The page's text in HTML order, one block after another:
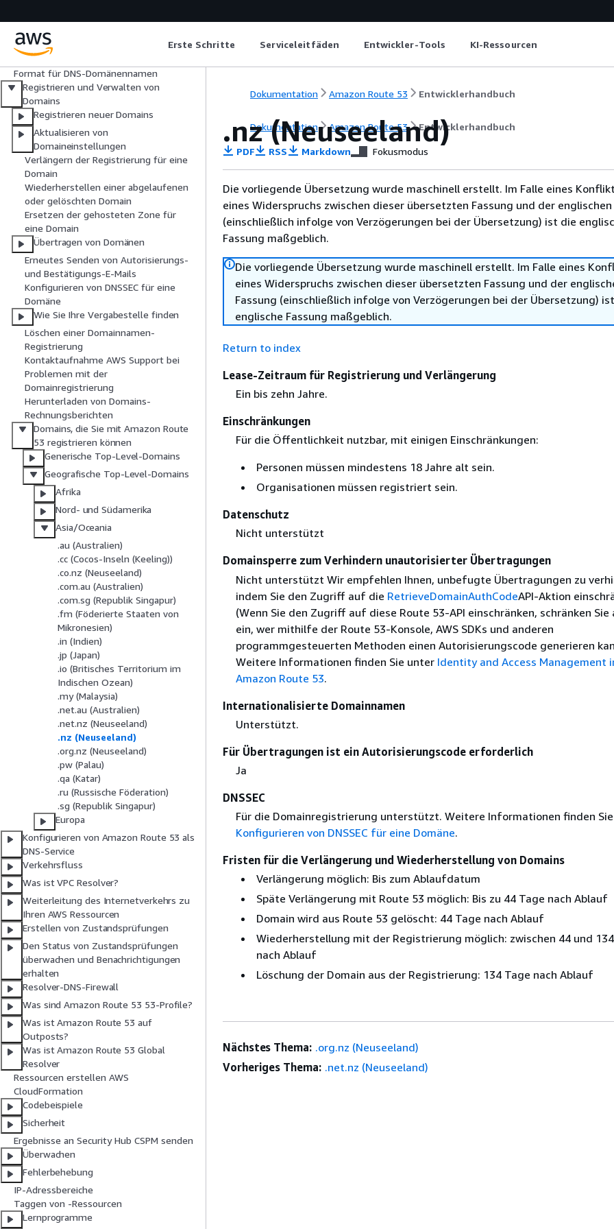
Erste Schritte Serviceleitfäden Entwickler-Tools KI-Ressourcen
Was ist Amazon Route 53?
Erste Schritte
Integration in andere -Services
Format für DNS-Domänennamen
Registrieren und Verwalten von
Domains
Registrieren neuer Domains
Aktualisieren von
Domaineinstellungen
Verlängern der Registrierung für eine
Domain
Wiederherstellen einer abgelaufenen
oder gelöschten Domain
Ersetzen der gehosteten Zone für
eine Domain
Übertragen von Domänen
Erneutes Senden von Autorisierungs-
und Bestätigungs-E-Mails
Konfigurieren von DNSSEC für eine
Domäne
Wie Sie Ihre Vergabestelle finden
Löschen einer Domainnamen-
Registrierung
Kontaktaufnahme AWS Support bei
Problemen mit der
Domainregistrierung
Herunterladen von Domains-
Rechnungsberichten
Domains, die Sie mit Amazon Route
53 registrieren können
Generische Top-Level-Domains
Geografische Top-Level-Domains
Afrika
Nord- und Südamerika
Asia/Oceania
.au (Australien)
.cc (Cocos-Inseln (Keeling))
.co.nz (Neuseeland)
.com.au (Australien)
.com.sg (Republik Singapur)
.fm (Föderierte Staaten von
Mikronesien)
.in (Indien)
.jp (Japan)
.io (Britisches Territorium im
Indischen Ozean)
.my (Malaysia)
.net.au (Australien)
.net.nz (Neuseeland)
.nz (Neuseeland)
.org.nz (Neuseeland)
.pw (Palau)
.qa (Katar)
.ru (Russische Föderation)
.sg (Republik Singapur)
Europa
Konfigurieren von Amazon Route 53 als
DNS-Service
Verkehrsfluss
Was ist VPC Resolver?
Weiterleitung des Internetverkehrs zu
Ihren AWS Ressourcen
Erstellen von Zustandsprüfungen
Den Status von Zustandsprüfungen
überwachen und Benachrichtigungen
erhalten
Resolver-DNS-Firewall
Was sind Amazon Route 53 53-Profile?
Was ist Amazon Route 53 auf
Outposts?
Was ist Amazon Route 53 Global
Resolver
Ressourcen erstellen AWS
CloudFormation
Codebeispiele
Sicherheit
Ergebnisse an Security Hub CSPM senden
Überwachen
Fehlerbehebung
IP-Adressbereiche
Taggen von -Ressourcen
Lernprogramme
Dokumentation Amazon Route 53 Entwicklerhandbuch
Dokumentation Amazon Route 53 Entwicklerhandbuch
.nz (Neuseeland)
PDF RSS Markdown Fokusmodus
Die vorliegende Übersetzung wurde maschinell erstellt. Im Falle eines
eines Widerspruchs zwischen dieser übersetzten Fassung und der englischen
(einschließlich infolge von Verzögerungen bei der Übersetzung) ist die
Fassung maßgeblich.
Die vorliegende Übersetzung wurde maschinell erstellt. Im Falle eines
eines Widerspruchs zwischen dieser übersetzten Fassung und der
Fassung (einschließlich infolge von Verzögerungen bei der Übersetzung)
englische Fassung maßgeblich.
Return to index
Lease-Zeitraum für Registrierung und Verlängerung
Ein bis zehn Jahre.
Einschränkungen
Für die Öffentlichkeit nutzbar, mit einigen Einschränkungen:
Personen müssen mindestens 18 Jahre alt sein.
Organisationen müssen registriert sein.
Datenschutz
Nicht unterstützt
Domainsperre zum Verhindern unautorisierter Übertragungen
Nicht unterstützt Wir empfehlen Ihnen, unbefugte Übertragungen zu
indem Sie den Zugriff auf die RetrieveDomainAuthCodeAPI-Aktion
(Wenn Sie den Zugriff auf diese Route 53-API einschränken, schränken Sie
ein, wer mithilfe der Route 53-Konsole, AWS SDKs und anderen
programmgesteuerten Methoden einen Autorisierungscode generieren
Weitere Informationen finden Sie unter Identity and Access Management
Amazon Route 53.
Internationalisierte Domainnamen
Unterstützt.
Für Übertragungen ist ein Autorisierungscode erforderlich
Ja
DNSSEC
Für die Domainregistrierung unterstützt. Weitere Informationen finden
Konfigurieren von DNSSEC für eine Domäne.
Fristen für die Verlängerung und Wiederherstellung von Domains
Verlängerung möglich: Bis zum Ablaufdatum
Späte Verlängerung mit Route 53 möglich: Bis zu 44 Tage nach Ablauf
Domain wird aus Route 53 gelöscht: 44 Tage nach Ablauf
Wiederherstellung mit der Registrierung möglich: zwischen 44 und
nach Ablauf
Löschung der Domain aus der Registrierung: 134 Tage nach Ablauf
Nächstes Thema: .org.nz (Neuseeland)
Vorheriges Thema: .net.nz (Neuseeland)